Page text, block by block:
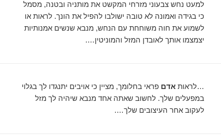
למעט נחש צבעוני מזרחי המקשט את מותניה ובטנה, מסמל
כי בגידה ואמונה לא טובה ישולבו להפיל את הונך. לראות או
לשמוע את חוה משוחחת עם הנחש, מנבא שנשים אמנותיות
יצמצמו אותך לאובדן המזל והמוניטין….
…לראותאדם פראי בחלומך, מציין כי אויבים יתנגדו לך בגלוי
במפעלים שלך. לחשוב שאתה אחד מנבא שיהיה לך מזל
לעקוב אחר העיצובים שלך….